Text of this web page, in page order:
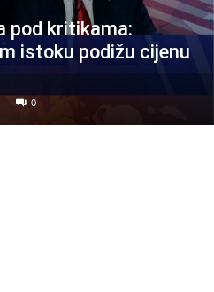
pod kritikama:
istoku podižu cijenu
0